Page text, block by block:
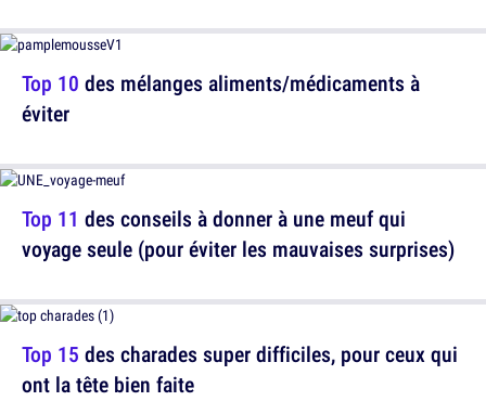
Top 10 des mélanges aliments/médicaments à
éviter
Top 15 des charades super difficiles, pour ceux qui
ont la tête bien faite
Top 11 des conseils à donner à une meuf qui
voyage seule (pour éviter les mauvaises surprises)